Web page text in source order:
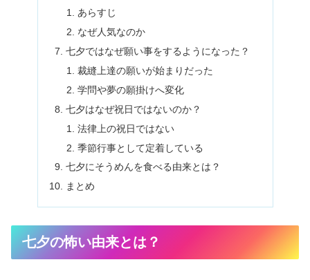
あらすじ
なぜ人気なのか
七夕ではなぜ願い事をするようになった？
裁縫上達の願いが始まりだった
学問や夢の願掛けへ変化
七夕はなぜ祝日ではないのか？
法律上の祝日ではない
季節行事として定着している
七夕にそうめんを食べる由来とは？
まとめ
七夕の怖い由来とは？